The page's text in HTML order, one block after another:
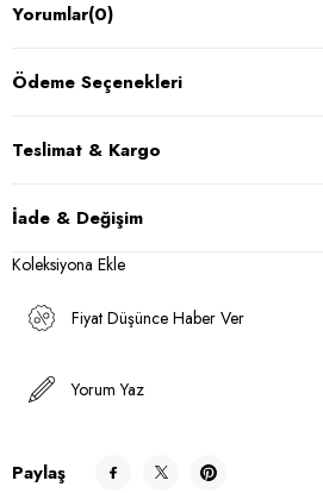
Yorumlar(0)
Ödeme Seçenekleri
Teslimat & Kargo
İade & Değişim
Koleksiyona Ekle
Fiyat Düşünce Haber Ver
Yorum Yaz
Paylaş